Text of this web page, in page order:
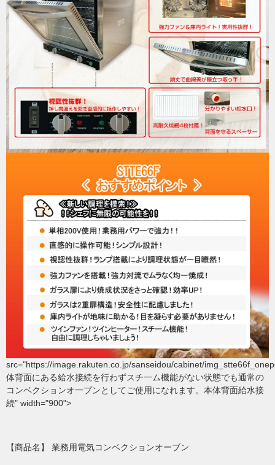
src="https://image.rakuten.co.jp/sanseidou/cabinet/
体背面にある給水接続を行わずスチ一ム機能がない状態でも通常の
コンベクションオ一プンとしてご使用になれます。本体背面給水接
続" width="900">
【商品名】 業務用電気コンベクションオーブン